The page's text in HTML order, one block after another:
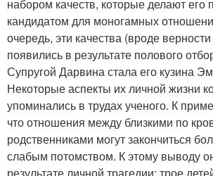
набором качеств, которые делают его
кандидатом для моногамных
очередь, эти качества (вроде
появились в результате полового
Супругой Дарвина стала его кузина
Некоторые аспекты их личной жизни
упоминались в трудах ученого. К
что отношения между близкими по
родственниками могут закончиться
слабым потомством. К этому выводу